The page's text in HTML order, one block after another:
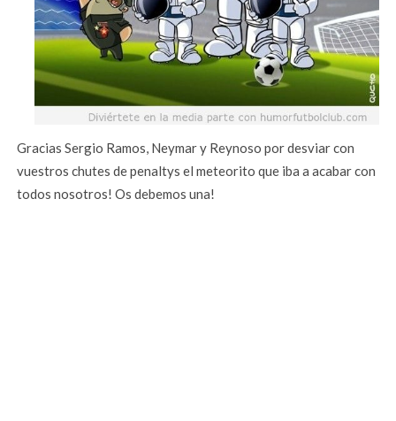
Gracias Sergio Ramos, Neymar y Reynoso por desviar con
vuestros chutes de penaltys el meteorito que iba a acabar con
todos nosotros! Os debemos una!